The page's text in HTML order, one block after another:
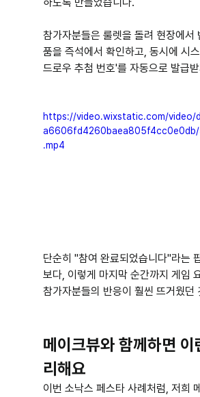
참가자분들은 룰렛을 돌려 현장에서
품을 즉석에서 확인하고, 동시에 시
드로우 추첨 번호'를 자동으로 발급
https://video.wixstatic.com/video/
.mp4
단순히 "참여 완료되었습니다"라는
보다, 이렇게 마지막 순간까지 게임
참가자분들의 반응이 훨씬 뜨거웠던
메이크뷰와 함께하면 이
리해요
이번 소낙스 페스타 사례처럼, 저희